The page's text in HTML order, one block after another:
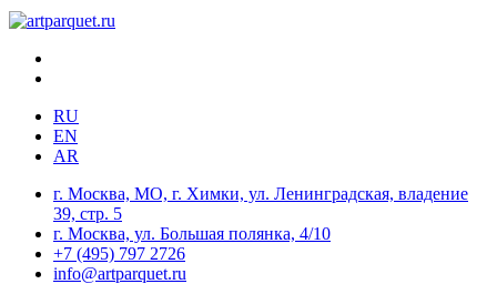
RU
EN
AR
г. Москва, МО, г. Химки, ул. Ленинградская, владение
39, стр. 5
г. Москва, ул. Большая полянка, 4/10
+7 (495) 797 2726
info@artparquet.ru